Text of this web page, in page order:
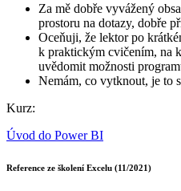
Za mě dobře vyvážený
prostoru na dotazy, dobře
Oceňuji, že lektor po
k praktickým cvičením, na
uvědomit možnosti
Nemám, co vytknout, je to
Kurz:
Úvod do Power BI
Reference ze školení Excelu (11/2021)